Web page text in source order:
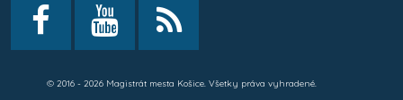
© 2016 - 2026 Magistrát mesta Košice. Všetky práva vyhradené.